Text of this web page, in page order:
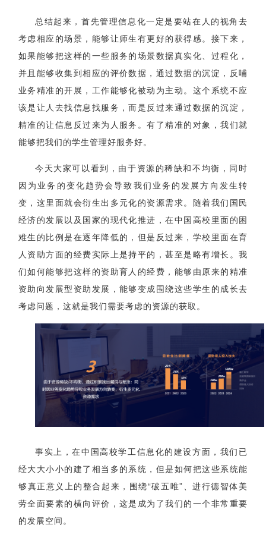
总结起来，首先管理信息化一定是要站在人的视角去
考虑相应的场景，能够让师生有更好的获得感。接下来，
如果能够把这样的一些服务的场景数据真实化、过程化，
并且能够收集到相应的评价数据，通过数据的沉淀，反哺
业务精准的开展，工作能够化被动为主动。这个系统不应
该是让人去找信息找服务，而是反过来通过数据的沉淀，
精准的让信息反过来为人服务。有了精准的对象，我们就
能够把我们的学生管理好服务好。
今天大家可以看到，由于资源的稀缺和不均衡，同时
因为业务的变化趋势会导致我们业务的发展方向发生转
变，这里面就会衍生出多元化的资源需求。随着我们国民
经济的发展以及国家的现代化推进，在中国高校里面的困
难生的比例是在逐年降低的，但是反过来，学校里面在育
人资助方面的经费实际上是持平的，甚至是略有增长。我
们如何能够把这样的资助育人的经费，能够由原来的精准
资助向发展型资助发展，能够变成围绕这些学生的成长去
考虑问题，这就是我们需要考虑的资源的获取。
事实上，在中国高校学工信息化的建设方面，我们已
经大大小小的建了相当多的系统，但是如何把这些系统能
够真正意义上的整合起来，围绕“破五唯”、进行德智体美
劳全面要素的横向评价，这是成为了我们的一个非常重要
的发展空间。